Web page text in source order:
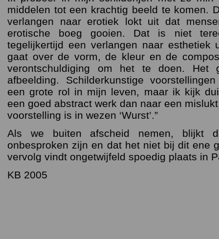
middelen tot een krachtig beeld te komen.
verlangen naar erotiek lokt uit dat
erotische boeg gooien. Dat is niet
tegelijkertijd een verlangen naar esthetiek
gaat over de vorm, de kleur en de
verontschuldiging om het te doen.
afbeelding. Schilderkunstige
een grote rol in mijn leven, maar ik kijk
een goed abstract werk dan naar een
voorstelling is in wezen ‘Wurst’.”
Als we buiten afscheid nemen, blijkt
onbesproken zijn en dat het niet bij dit ene
vervolg vindt ongetwijfeld spoedig plaats in
KB 2005